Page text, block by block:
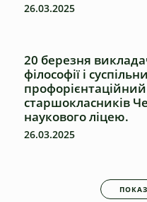
26.03.2025
20 березня
філософії і
профорієнтаційний
старшокласників
наукового ліцею.
26.03.2025